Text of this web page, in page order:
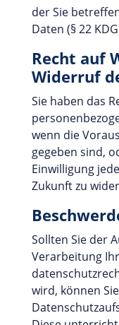
der Sie
Daten (§ 22
Recht auf
Widerruf
Sie haben das
wenn die
gegeben sind,
Einwilligung
Zukunft zu
Sollten Sie der
Verarbeitung
wird, können